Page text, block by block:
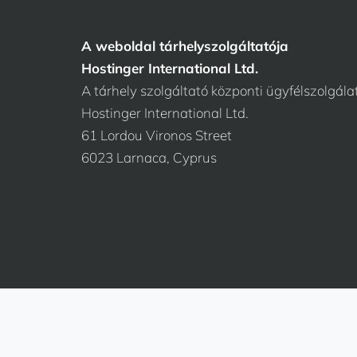
A weboldal tárhelyszolgáltatója
Hostinger International Ltd.
A tárhely szolgáltató központi
Hostinger International Ltd.
61 Lordou Vironos Street
6023 Larnaca, Cyprus